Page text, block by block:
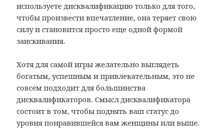
используете дисквалификацию только для того,
чтобы произвести впечатление, она теряет свою
силу и становится просто еще одной формой
заискивания.
Хотя для самой игры желательно выглядеть
богатым, успешным и привлекательным, это не
совсем подходит для большинства
дисквалификаторов. Смысл дисквалификатора
состоит в том, чтобы поднять ваш статус до
уровня понравившейся вам женщины или выше.